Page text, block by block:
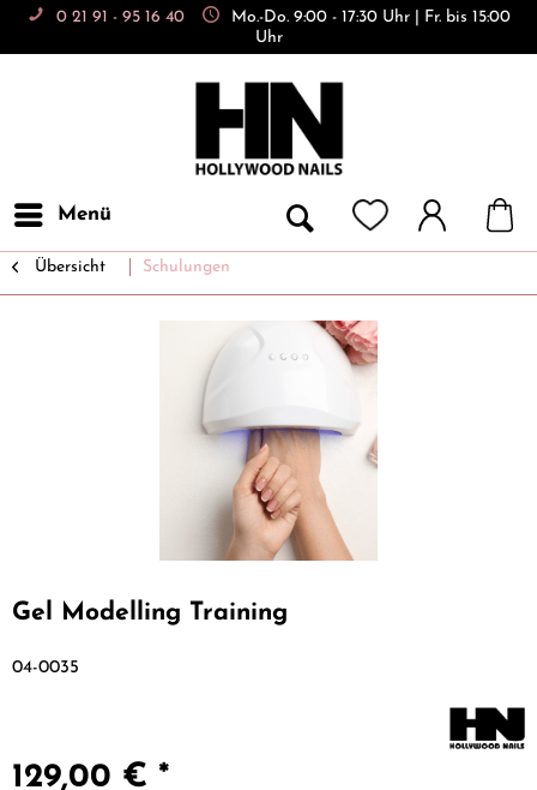
0 21 91 - 95 16 40
Mo.-Do. 9:00 - 17:30 Uhr | Fr. bis 15:00
Uhr
Menü
Übersicht Schulungen
Gel Modelling Training
04-0035
129,00 € *